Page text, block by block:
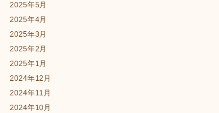
2025年5月
2025年4月
2025年3月
2025年2月
2025年1月
2024年12月
2024年11月
2024年10月